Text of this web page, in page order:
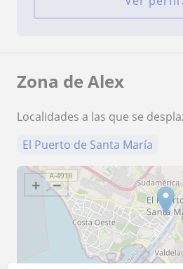
Zona de Alex
Localidades a las que se
El Puerto de Santa María
+ −